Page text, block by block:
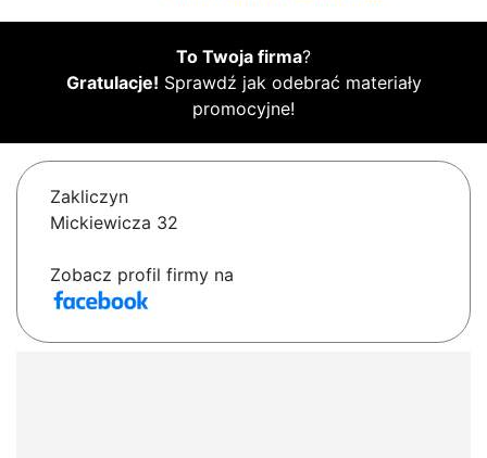
To Twoja firma?
Gratulacje! Sprawdź jak odebrać materiały
promocyjne!
Zakliczyn
Mickiewicza 32
Zobacz profil firmy na